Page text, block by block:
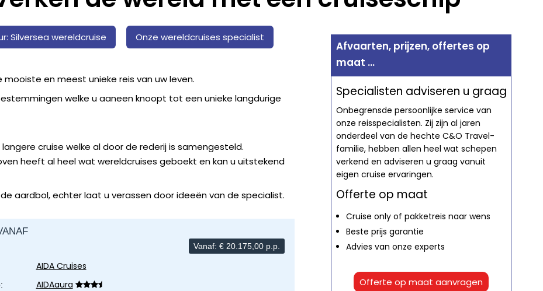
Silversea wereldcruise Onze wereldcruises specialist
en meest unieke reis van uw leven.
welke u aaneen knoopt tot een unieke langdurige
cruise welke al door de rederij is samengesteld.
heeft al heel wat wereldcruises geboekt en kan u uitstekend
aardbol, echter laat u verassen door ideeën van de specialist.
Vanaf: € 20.175,00 p.p.
AIDA Cruises
AIDAaura
Afvaarten, prijzen, offertes op
maat ...
Specialisten adviseren u graag
Onbegrensde persoonlijke service van
onze reisspecialisten. Zij zijn al jaren
onderdeel van de hechte C&O Travel-
familie, hebben allen heel wat schepen
verkend en adviseren u graag vanuit
eigen cruise ervaringen.
Offerte op maat
Cruise only of pakketreis naar wens
Beste prijs garantie
Advies van onze experts
Offerte op maat aanvragen